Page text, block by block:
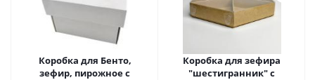
Коробка для Бенто,
зефир, пирожное с
Коробка для зефира
"шестигранник" с